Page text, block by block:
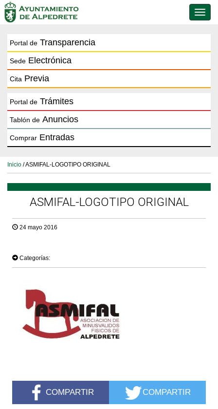
de
Portal de Transparencia
Sede Electrónica
Cita Previa
Portal de Trámites
Tablón de Anuncios
Comprar Entradas
Inicio / ASMIFAL-LOGOTIPO ORIGINAL
ASMIFAL-LOGOTIPO ORIGINAL
24 mayo 2016
Categorías:
COMPARTIR COMPARTIR